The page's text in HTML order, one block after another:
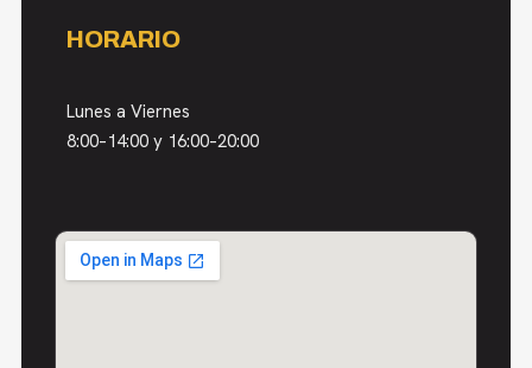
HORARIO
Lunes a Viernes
8:00–14:00 y 16:00–20:00